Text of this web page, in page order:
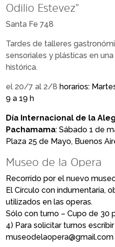
Odilio Estevez"
Santa Fe 748
Tardes de talleres
sensoriales y plásticas en
histórica.
el 20/7 al 2/8 horarios:
9 a 19 h
Día Internacional de la
Pachamama: Sábado 1 de
Plaza 25 de Mayo, Buenos
Museo de la Opera
Recorrido por el nuevo
El Círculo con indumentaria,
utilizados en las operas.
Sólo con turno – Cupo de 30
4) Para solicitar turnos
museodelaopera@gmail.com